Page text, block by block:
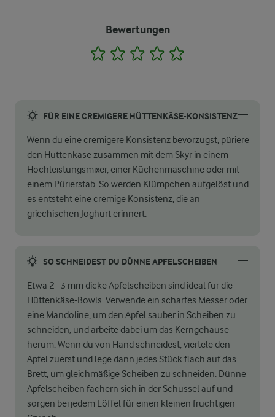
Bewertungen
1 2 3 4
FÜR EINE CREMIGERE HÜTTENKÄSE-KONSISTENZ
Wenn du eine cremigere Konsistenz bevorzugst, püriere
den Hüttenkäse zusammen mit dem Skyr in einem
Hochleistungsmixer, einer Küchenmaschine oder mit
einem Pürierstab. So werden Klümpchen aufgelöst und
es entsteht eine cremige Konsistenz, die an
griechischen Joghurt erinnert.
SO SCHNEIDEST DU DÜNNE APFELSCHEIBEN
Etwa 2–3 mm dicke Apfelscheiben sind ideal für die
Hüttenkäse-Bowls. Verwende ein scharfes Messer oder
eine Mandoline, um den Apfel sauber in Scheiben zu
schneiden, und arbeite dabei um das Kerngehäuse
herum. Wenn du von Hand schneidest, viertele den
Apfel zuerst und lege dann jedes Stück flach auf das
Brett, um gleichmäßige Scheiben zu schneiden. Dünne
Apfelscheiben fächern sich in der Schüssel auf und
sorgen bei jedem Löffel für einen kleinen fruchtigen